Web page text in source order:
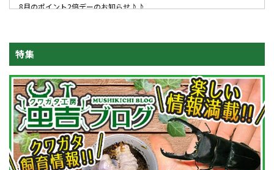
8月のポイント2倍デーのお知らせ♪♪
2026/07/02
離島産やミヤマなど天然採集のクワガタの本格的な入荷が始まりまし
た。
2026/05/21
ブログ更新
ヤクシマノコギリ73ミリ（ギネスオーバー）の紹介
特集